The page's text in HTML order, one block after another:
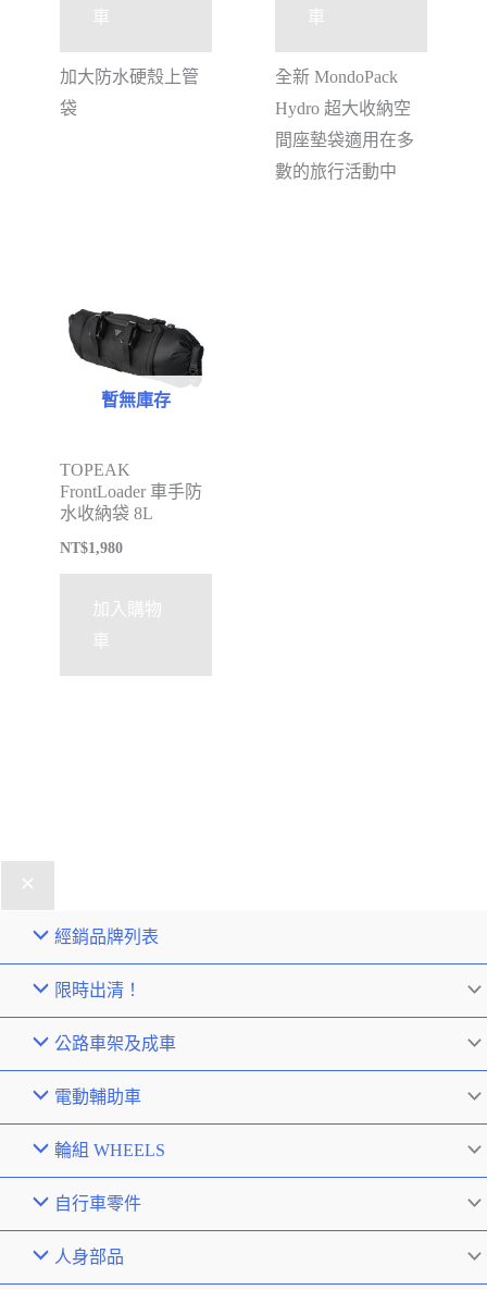
車
加大防水硬殼上管
袋
車
全新 MondoPack
Hydro 超大收納空
間座墊袋適用在多
數的旅行活動中
暫無庫存
TOPEAK
FrontLoader 車手防
水收納袋 8L
NT$1,980
加入購物
車
經銷品牌列表
限時出清！
公路車架及成車
電動輔助車
輪組 WHEELS
自行車零件
人身部品